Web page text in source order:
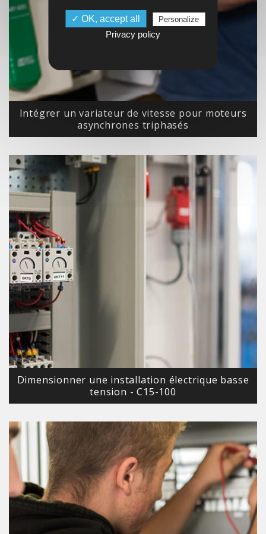
Intégrer un variateur de vitesse pour moteurs
asynchrones triphasés
Dimensionner une installation électrique basse
tension - C15-100
✓ OK, accept all Personalize
Privacy policy